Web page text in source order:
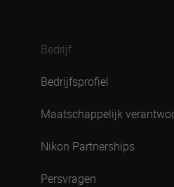
Bedrijf
Bedrijfsprofiel
Maatschappelijk
Nikon Partnerships
Persvragen